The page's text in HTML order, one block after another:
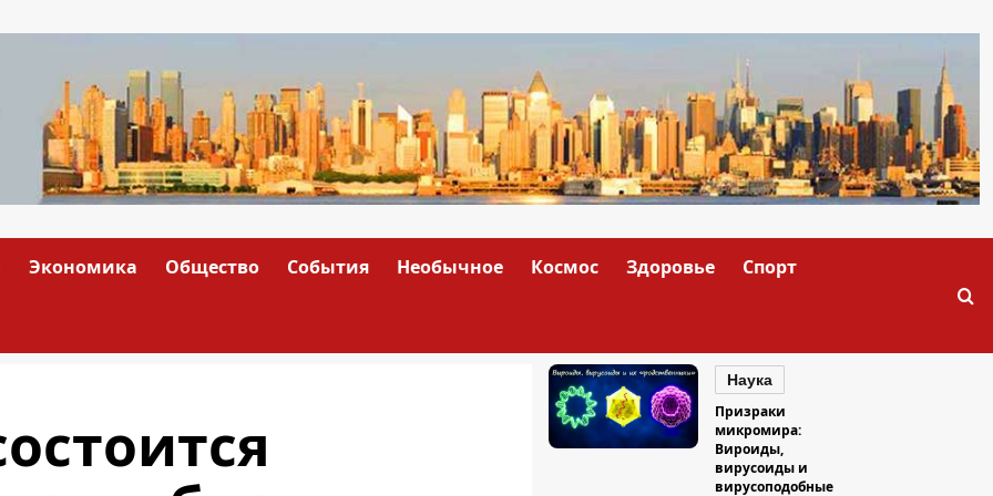
Экономика Общество События Необычное Космос Здоровье Спорт
Наука
Призраки
микромира:
Вироиды,
вирусоиды и
вирусоподобные